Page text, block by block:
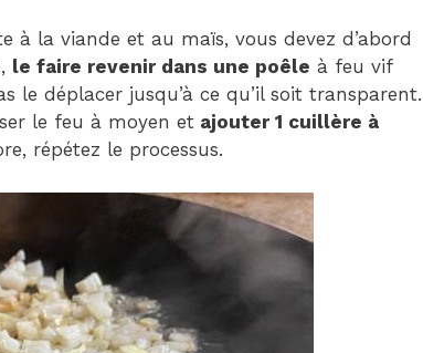
à la viande et au maïs, vous devez d’abord
le faire revenir dans une poêle à feu vif
le déplacer jusqu’à ce qu’il soit transparent.
le feu à moyen et ajouter 1 cuillère à
répétez le processus.